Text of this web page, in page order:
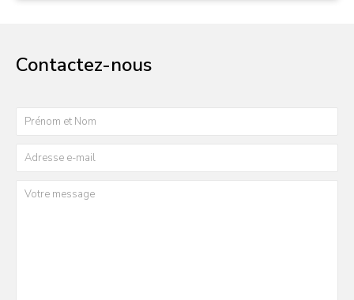
Contactez-nous